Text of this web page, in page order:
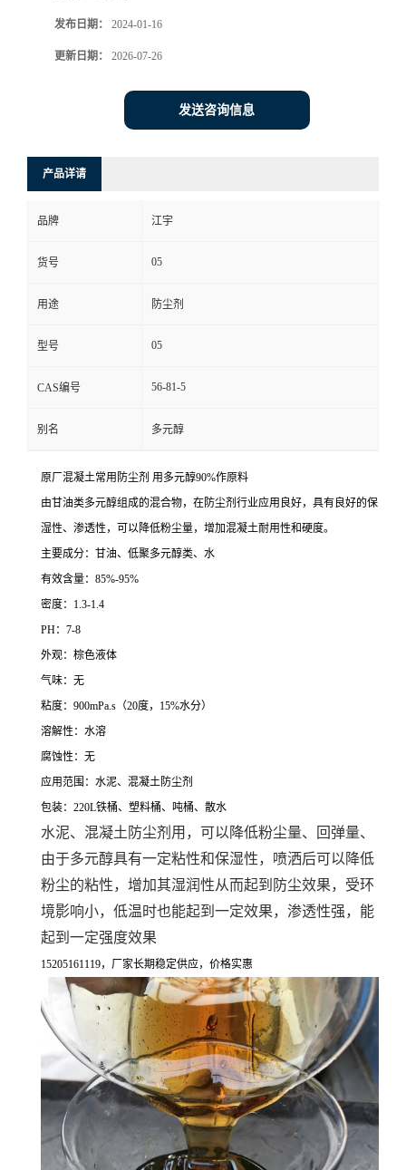
发布日期： 2024-01-16
更新日期： 2026-07-26
发送咨询信息
产品详请
品牌 江宇
货号 05
用途 防尘剂
型号 05
CAS编号 56-81-5
别名 多元醇
原厂混凝土常用防尘剂 用多元醇90%作原料
由甘油类多元醇组成的混合物，在防尘剂行业应用良好，具有良好的保
湿性、渗透性，可以降低粉尘量，增加混凝土耐用性和硬度。
主要成分：甘油、低聚多元醇类、水
有效含量：85%-95%
密度：1.3-1.4
PH：7-8
外观：棕色液体
气味：无
粘度：900mPa.s（20度，15%水分）
溶解性：水溶
腐蚀性：无
应用范围：水泥、混凝土防尘剂
包装：220L铁桶、塑料桶、吨桶、散水
水泥、混凝土防尘剂用，可以降低粉尘量、回弹量、
由于多元醇具有一定粘性和保湿性，喷洒后可以降低
粉尘的粘性，增加其湿润性从而起到防尘效果，受环
境影响小，低温时也能起到一定效果，渗透性强，能
起到一定强度效果
15205161119，厂家长期稳定供应，价格实惠